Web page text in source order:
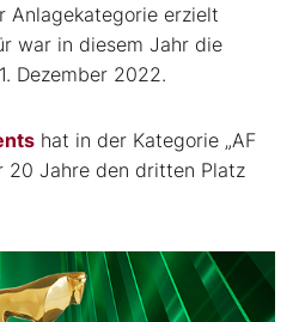
Anlagekategorie erzielt
war in diesem Jahr die
Dezember 2022.
hat in der Kategorie „AF
20 Jahre den dritten Platz